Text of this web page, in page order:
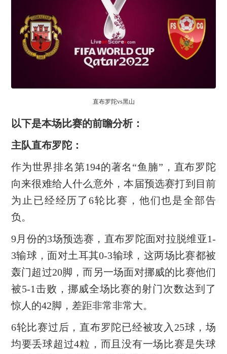
直布罗陀vs黑山
以下是本场比赛的前瞻分析：
主队直布罗陀：
作为世界排名第194的著名“鱼腩”，直布罗陀
向来很难给人什么意外，本届预选赛打到目前
为止已经经历了6轮比赛，他们也是全部告
负。
9月份的3场预选赛，直布罗陀面对拉脱维亚1-
3输球，面对土耳其0-3输球，这两场比赛都被
轰门超过20脚，而另一场面对挪威的比赛他们
被5-1击败，挪威全场比赛的射门次数达到了
惊人的42脚，差距非常非常大。
6轮比赛过后，直布罗陀已经被攻入25球，场
均要丢球超过4粒，而且没有一场比赛是失球